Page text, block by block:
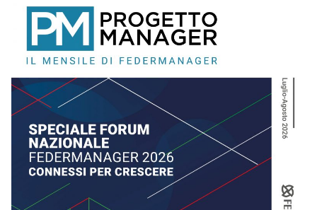
LUGLIO/AGOSTO 2026